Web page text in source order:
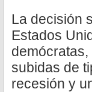
La decisión
Estados
subidas de
recesión y